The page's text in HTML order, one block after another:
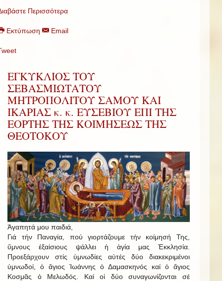
Περισσότερα
Εκτύπωση Email
ΕΓΚΥΚΛΙΟΣ ΤΟΥ
ΣΕΒΑΣΜΙΩΤΑΤΟΥ
ΜΗΤΡΟΠΟΛΙΤΟΥ ΣΑΜΟΥ ΚΑΙ
ΙΚΑΡΙΑΣ κ. κ. ΕΥΣΕΒΙΟΥ ΕΠΙ ΤΗΣ
ΕΟΡΤΗΣ ΤΗΣ ΚΟΙΜΗΣΕΩΣ ΤΗΣ
ΘΕΟΤΟΚΟΥ
Ἀγαπητά μου παιδιά,
Γιά τήν Παναγία, πού γιορτάζουμε τήν κοίμησή Της,
ὕμνους ἐξαίσιους ψάλλει ἡ ἁγία μας Ἐκκλησία.
Προεξάρχουν στίς ὑμνωδίες αὐτές δύο διακεκριμένοι
ὑμνωδοί, ὁ ἅγιος Ἰωάννης ὁ Δαμασκηνός καί ὁ ἅγιος
Κοσμᾶς ὁ Μελωδός. Καί οἱ δύο συναγωνίζονται σέ